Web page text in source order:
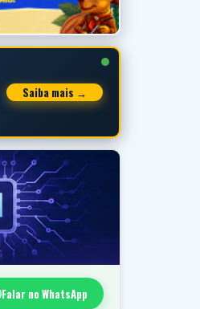
Saiba mais →
Falar no WhatsApp